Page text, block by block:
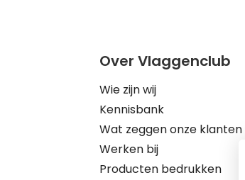
Over Vlaggenclub
Wie zijn wij
Kennisbank
Wat zeggen onze klanten
Werken bij
Producten bedrukken